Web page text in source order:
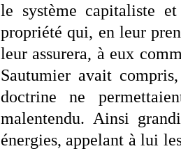
le système capitaliste
propriété qui, en leur
leur assurera, à eux
Sautumier avait
doctrine ne
malentendu. Ainsi
énergies, appelant à lui